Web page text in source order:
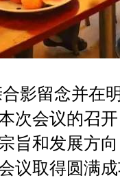
影留念并在
次会议的召
旨和发展方
议取得圆满